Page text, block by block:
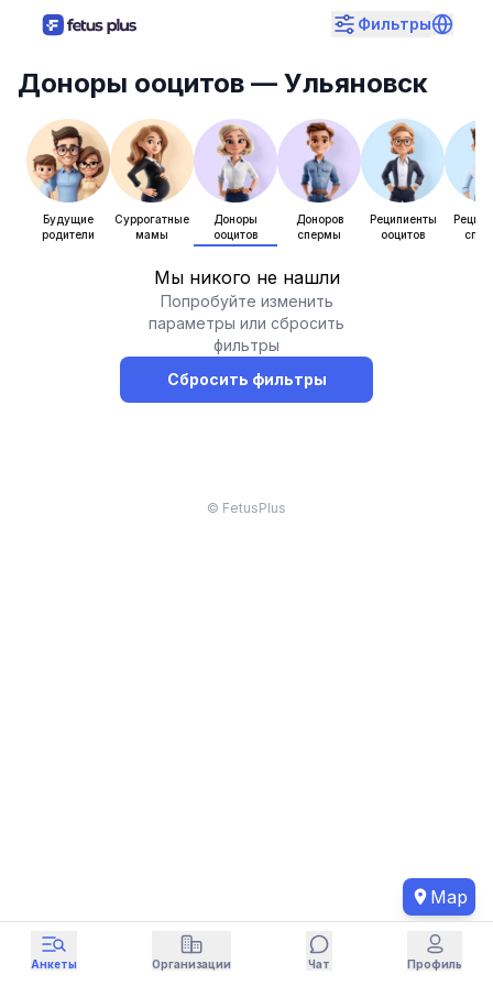
Фильтры
Доноры ооцитов — Ульяновск
Будущие
родители
Суррогатные
мамы
Доноры
ооцитов
Доноров
спермы
Реципиенты
ооцитов
Мы никого не нашли
Попробуйте изменить
параметры или сбросить
фильтры
Сбросить фильтры
© FetusPlus
Map
Анкеты Организации Чат Профиль